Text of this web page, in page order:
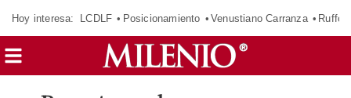
Hoy interesa: LCDLF Posicionamiento Venustiano Carranza Ruffo